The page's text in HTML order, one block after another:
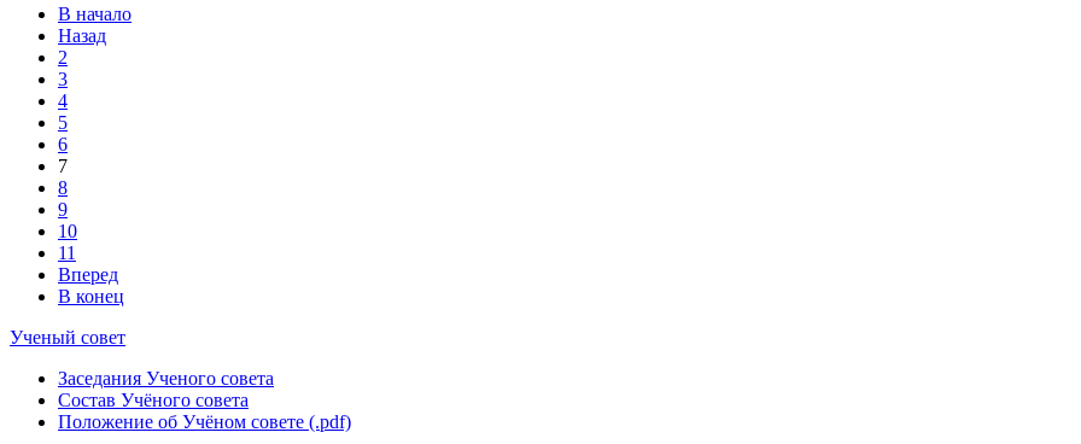
В начало
Назад
2
3
4
5
6
7
8
9
10
11
Вперед
В конец
Ученый совет
Заседания Ученого совета
Состав Учёного совета
Положение об Учёном совете (.pdf)